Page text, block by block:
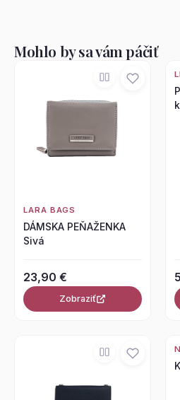
Mohlo by sa vám páčiť
LARA BAGS
DÁMSKA PEŇAŽENKA
Sivá
23,90 €
Zobraziť